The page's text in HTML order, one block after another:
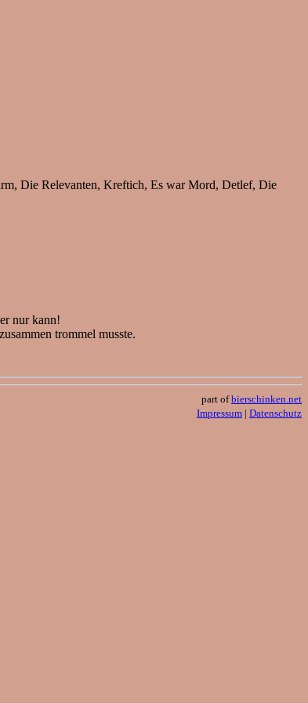
Die Relevanten, Kreftich, Es war Mord, Detlef, Die
nur kann!
trommel musste.
part ofbierschinken.net
Impressum | Datenschutz